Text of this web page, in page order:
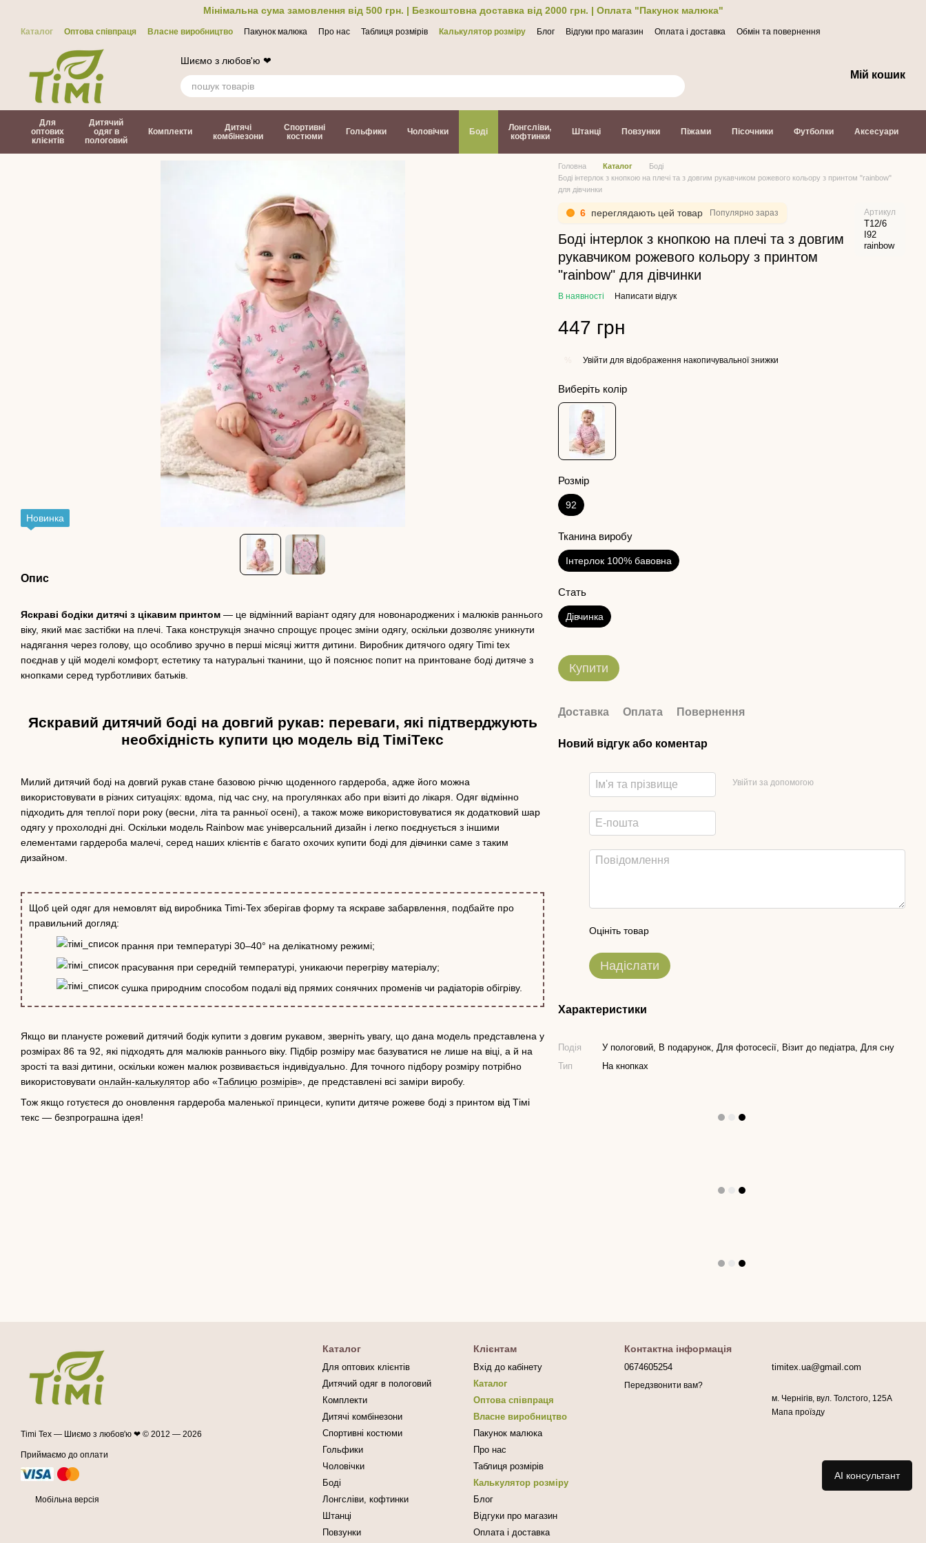
Мінімальна сума замовлення від 500 грн. | Безкоштовна доставка від 2000 грн. | Оплата "Пакунок малюка"
Каталог Оптова співпраця Власне виробництво Пакунок малюка Про нас Таблиця розмірів Калькулятор розміру Блог Відгуки про магазин Оплата і доставка
Обмін та повернення
Шиємо з любов'ю ❤
Мій кошик
Для
оптових
клієнтів
Дитячий
одяг в
пологовий
Комплекти
Дитячі
комбінезони
Спортивні
костюми
Гольфики Чоловічки Боді
Лонгсліви,
кофтинки
Штанці Повзунки Піжами Пісочники Футболки Аксесуари
Новинка
Опис
Яскраві бодіки дитячі з цікавим принтом — це відмінний варіант одягу для новонароджених і малюків раннього
віку, який має застібки на плечі. Така конструкція значно спрощує процес зміни одягу, оскільки дозволяє уникнути
надягання через голову, що особливо зручно в перші місяці життя дитини. Виробник дитячого одягу Timi tex
поєднав у цій моделі комфорт, естетику та натуральні тканини, що й пояснює попит на принтоване боді дитяче з
кнопками серед турботливих батьків.
Яскравий дитячий боді на довгий рукав: переваги, які підтверджують
необхідність купити цю модель від ТіміТекс
Милий дитячий боді на довгий рукав стане базовою річчю щоденного гардероба, адже його можна
використовувати в різних ситуаціях: вдома, під час сну, на прогулянках або при візиті до лікаря. Одяг відмінно
підходить для теплої пори року (весни, літа та ранньої осені), а також може використовуватися як додатковий шар
одягу у прохолодні дні. Оскільки модель Rainbow має універсальний дизайн і легко поєднується з іншими
елементами гардероба малечі, серед наших клієнтів є багато охочих купити боді для дівчинки саме з таким
дизайном.
Щоб цей одяг для немовлят від виробника Timi-Tex зберігав форму та яскраве забарвлення, подбайте про
правильний догляд:
прання при температурі 30–40° на делікатному режимі;
прасування при середній температурі, уникаючи перегріву матеріалу;
сушка природним способом подалі від прямих сонячних променів чи радіаторів обігріву.
Якщо ви плануєте рожевий дитячий бодік купити з довгим рукавом, зверніть увагу, що дана модель представлена у
розмірах 86 та 92, які підходять для малюків раннього віку. Підбір розміру має базуватися не лише на віці, а й на
зрості та вазі дитини, оскільки кожен малюк розвивається індивідуально. Для точного підбору розміру потрібно
використовувати онлайн-калькулятор або «Таблицю розмірів», де представлені всі заміри виробу.
Тож якщо готуєтеся до оновлення гардероба маленької принцеси, купити дитяче рожеве боді з принтом від Тімі
текс — безпрограшна ідея!
Головна Каталог
Боді
Боді інтерлок з кнопкою на плечі та з довгим рукавчиком рожевого кольору з принтом "rainbow"
для дівчинки
6 переглядають цей товар Популярно зараз
Боді інтерлок з кнопкою на плечі та з довгим
рукавчиком рожевого кольору з принтом
"rainbow" для дівчинки
Артикул
Т12/6
І92
rainbow
В наявності Написати відгук
447 грн
Увійти для відображення накопичувальної знижки
Виберіть колір
Розмір
92
Тканина виробу
Інтерлок 100% бавовна
Стать
Дівчинка
Купити
Доставка Оплата Повернення
Новий відгук або коментар
Увійти за допомогою
Оцініть товар
Надіслати
Характеристики
Подія
У пологовий, В подарунок, Для фотосесії, Візит до педіатра, Для сну
Тип
На кнопках
Timi Tex — Шиємо з любов'ю ❤ © 2012 — 2026
Приймаємо до оплати
Мобільна версія
Каталог
Для оптових клієнтів
Дитячий одяг в пологовий
Комплекти
Дитячі комбінезони
Спортивні костюми
Гольфики
Чоловічки
Боді
Лонгсліви, кофтинки
Штанці
Повзунки
Клієнтам
Вхід до кабінету
Каталог
Оптова співпраця
Власне виробництво
Пакунок малюка
Про нас
Таблиця розмірів
Калькулятор розміру
Блог
Відгуки про магазин
Оплата і доставка
Контактна інформація
0674605254
Передзвонити вам?
timitex.ua@gmail.com
м. Чернігів, вул. Толстого, 125А
Мапа проїзду
AI консультант